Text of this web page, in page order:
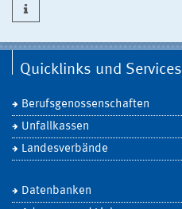
Quicklinks und Services
Berufsgenossenschaften
Unfallkassen
Landesverbände
Datenbanken